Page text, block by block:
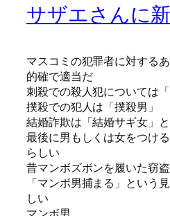
サザエさんに
マスコミの犯罪者に対する
的確で適当だ
刺殺での殺人犯については「
撲殺での犯人は「撲殺男」
結婚詐欺は「結婚サギ女」と
最後に男もしくは女をつけ
らしい
昔マンボズボンを履いた窃
「マンボ男捕まる」という
しい